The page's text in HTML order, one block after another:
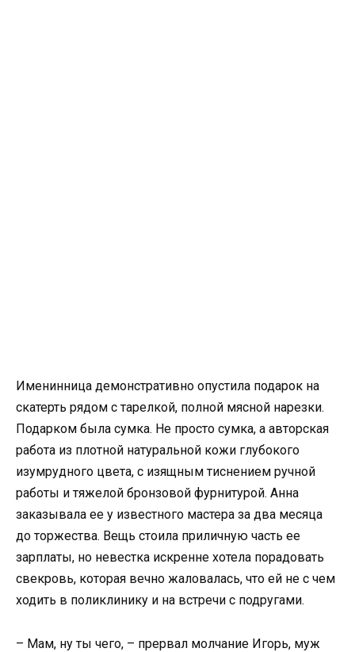
Именинница демонстративно опустила подарок на
скатерть рядом с тарелкой, полной мясной нарезки.
Подарком была сумка. Не просто сумка, а авторская
работа из плотной натуральной кожи глубокого
изумрудного цвета, с изящным тиснением ручной
работы и тяжелой бронзовой фурнитурой. Анна
заказывала ее у известного мастера за два месяца
до торжества. Вещь стоила приличную часть ее
зарплаты, но невестка искренне хотела порадовать
свекровь, которая вечно жаловалась, что ей не с чем
ходить в поликлинику и на встречи с подругами.
– Мам, ну ты чего, – прервал молчание Игорь, муж